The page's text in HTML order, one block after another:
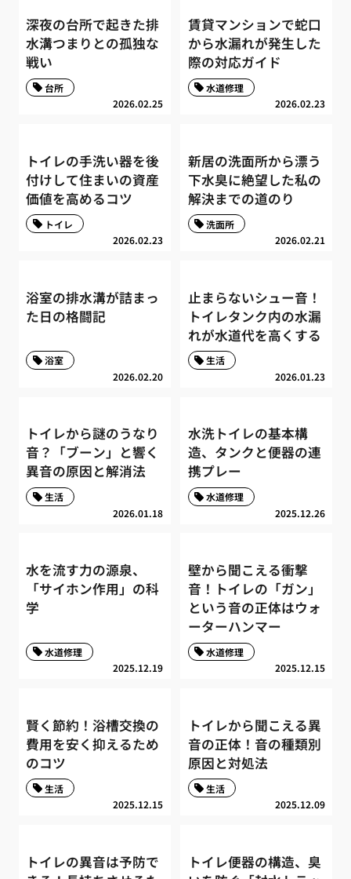
深夜の台所で起きた排
水溝つまりとの孤独な
戦い
2026.02.25
台所
賃貸マンションで蛇口
から水漏れが発生した
際の対応ガイド
2026.02.23
水道修理
トイレの手洗い器を後
付けして住まいの資産
価値を高めるコツ
2026.02.23
トイレ
新居の洗面所から漂う
下水臭に絶望した私の
解決までの道のり
2026.02.21
洗面所
浴室の排水溝が詰まっ
た日の格闘記
2026.02.20
浴室
止まらないシュー音！
トイレタンク内の水漏
れが水道代を高くする
2026.01.23
生活
トイレから謎のうなり
音？「ブーン」と響く
異音の原因と解消法
2026.01.18
生活
水洗トイレの基本構
造、タンクと便器の連
携プレー
2025.12.26
水道修理
水を流す力の源泉、
「サイホン作用」の科
学
2025.12.19
水道修理
壁から聞こえる衝撃
音！トイレの「ガン」
という音の正体はウォ
ーターハンマー
2025.12.15
水道修理
賢く節約！浴槽交換の
費用を安く抑えるため
のコツ
2025.12.15
生活
トイレから聞こえる異
音の正体！音の種類別
原因と対処法
2025.12.09
生活
トイレの異音は予防で
トイレ便器の構造、臭